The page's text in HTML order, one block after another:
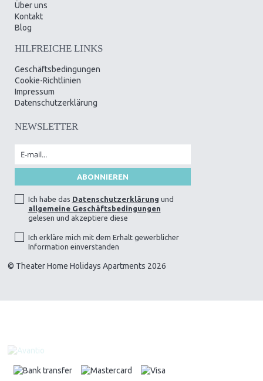
Über uns
Kontakt
Blog
HILFREICHE LINKS
Geschäftsbedingungen
Cookie-Richtlinien
Impressum
Datenschutzerklärung
NEWSLETTER
Ich habe das Datenschutzerklärung und
allgemeine Geschäftsbedingungen
gelesen und akzeptiere diese
Ich erkläre mich mit dem Erhalt gewerblicher
Information einverstanden
© Theater Home Holidays Apartments 2026